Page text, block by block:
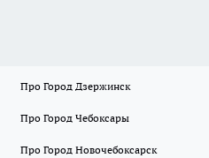
Про Город Дзержинск
Про Город Чебоксары
Про Город Новочебоксарск